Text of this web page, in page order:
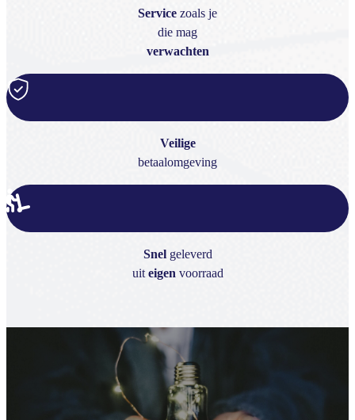
Service zoals je
die mag
verwachten
Veilige
betaalomgeving
Snelgeleverd
uiteigenvoorraad